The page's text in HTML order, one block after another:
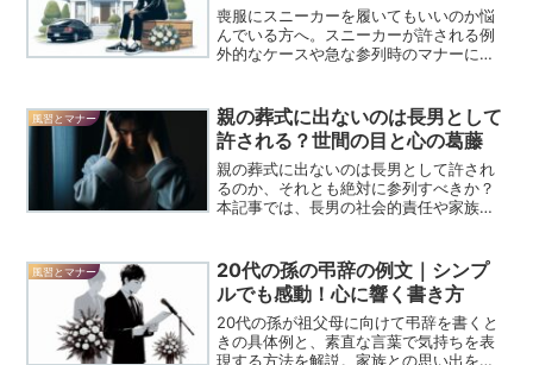
喪服にスニーカーを履いてもいいのか悩
んでいる方へ。スニーカーが許される例
外的なケースや急な参列時のマナーにつ
風習とマナー
親の葬式に出ないのは長男として
許される？世間の目と心の葛藤
親の葬式に出ないのは長男として許され
るのか、それとも絶対に参列すべきか？
本記事では、長男の社会的責任や家族の
り下げます。
風習とマナー
20代の孫の弔辞の例文｜シンプ
ルでも感動！心に響く書き方
20代の孫が祖父母に向けて弔辞を書くと
きの具体例と、素直な言葉で気持ちを表
現する方法を解説。家族との思い出をど